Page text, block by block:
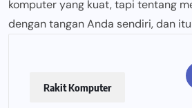
komputer yang kuat, tapi tentang
dengan tangan Anda sendiri, dan
Rakit Komputer